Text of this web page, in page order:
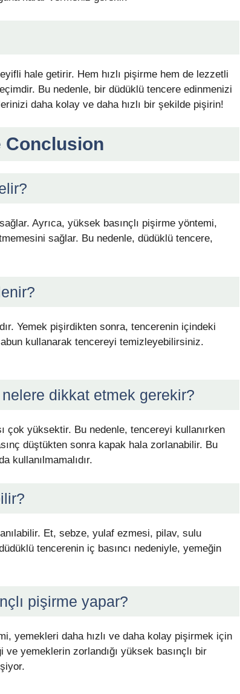
hale getirir. Hem hızlı pişirme hem de lezzetli
Bu nedenle, bir düdüklü tencere edinmenizi
daha kolay ve daha hızlı bir şekilde pişirin!
Conclusion
Ayrıca, yüksek basınçlı pişirme yöntemi,
sağlar. Bu nedenle, düdüklü tencere,
Yemek pişirdikten sonra, tencerenin içindeki
kullanarak tencereyi temizleyebilirsiniz.
dikkat etmek gerekir?
çok yüksektir. Bu nedenle, tencereyi kullanırken
düştükten sonra kapak hala zorlanabilir. Bu
kullanılmamalıdır.
Et, sebze, yulaf ezmesi, pilav, sulu
tencerenin iç basıncı nedeniyle, yemeğin
pişirme yapar?
yemekleri daha hızlı ve daha kolay pişirmek için
ve yemeklerin zorlandığı yüksek basınçlı bir